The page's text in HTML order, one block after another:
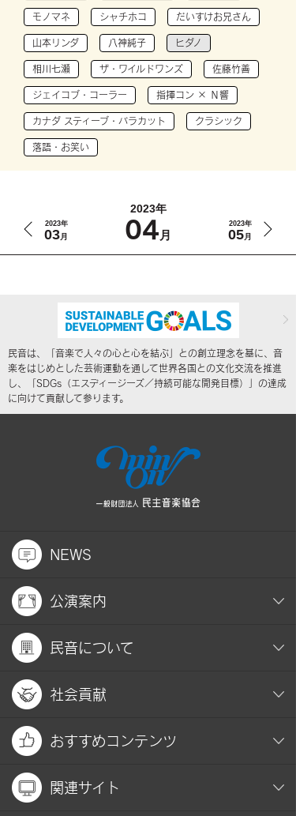
モノマネ シャチホコ だいすけお兄さん
山本リンダ 八神純子 ヒダノ
相川七瀬 ザ・ワイルドワンズ 佐藤竹善
ジェイコブ・コーラー 指揮コン × Ｎ響
カナダ スティーブ・バラカット クラシック
落語・お笑い
2023年
03月
2023年
04 月
2023年
05月
民音は、「音楽で人々の心と心を結ぶ」との創立理念を基に、音
楽をはじめとした芸術運動を通して世界各国との文化交流を推進
し、「SDGs（エスディージーズ／持続可能な開発目標）」の達成
に向けて貢献して参ります。
NEWS
公演案内
民音について
社会貢献
おすすめコンテンツ
関連サイト